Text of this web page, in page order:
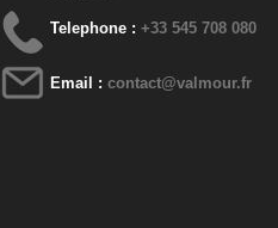
Telephone :+33 545 708 080
Email :contact@valmour.fr